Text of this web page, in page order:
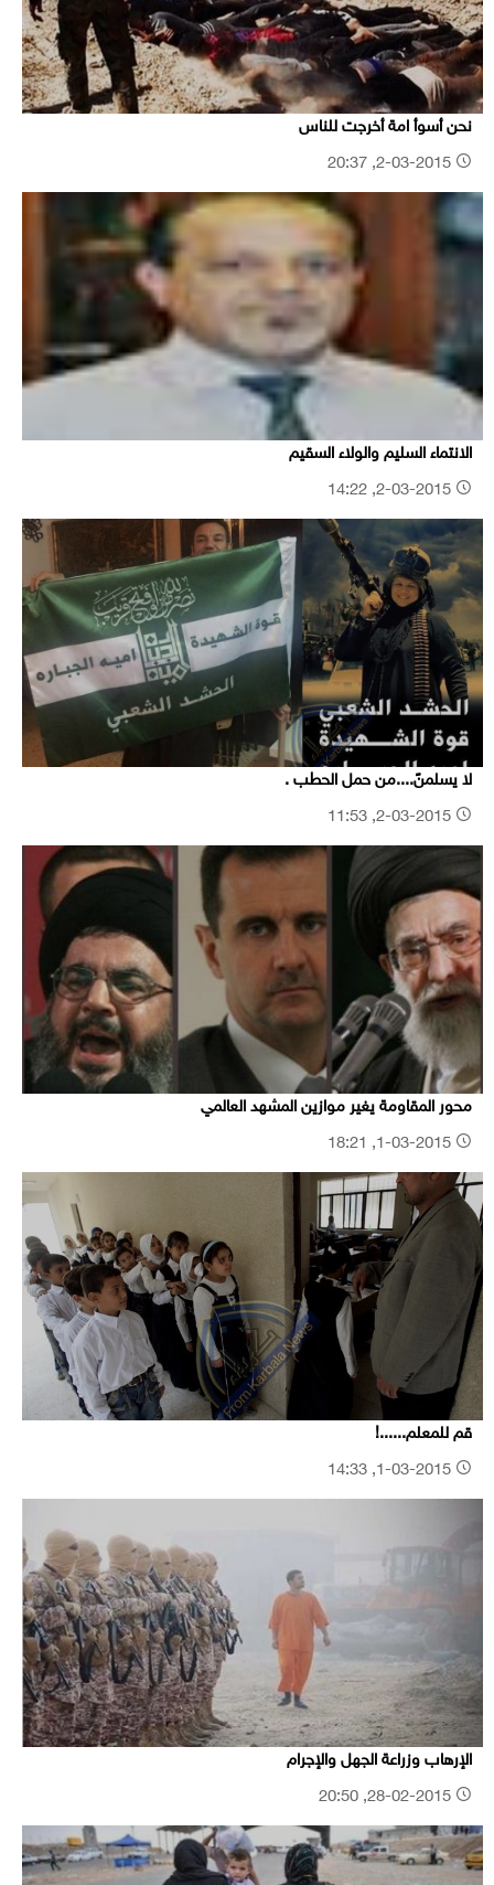
نحن أسوأ امة أخرجت للناس
الانتماء السليم والولاء السقيم
لا يسلمنً....من حمل الحطب .
محور المقاومة يغير موازين المشهد العالمي
قم للمعلم......!
الإرهاب وزراعة الجهل والإجرام